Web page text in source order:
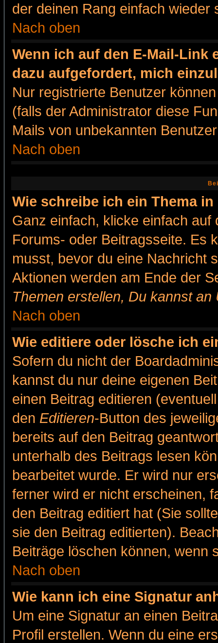
der deinen Rang einfach wieder
Nach oben
Wenn ich auf den E-Mail-Link
dazu aufgefordert, mich
Nur registrierte Benutzer
(falls der Administrator diese
Mails von unbekannten
Nach oben
Wie schreibe ich ein Thema
Ganz einfach, klicke einfach
Forums- oder Beitragsseite. Es
musst, bevor du eine Nachricht
Aktionen werden am Ende der
Themen erstellen, Du kannst
Nach oben
Wie editiere oder lösche ich
Sofern du nicht der
kannst du nur deine eigenen
einen Beitrag editieren
den Editieren-Button des
bereits auf den Beitrag
unterhalb des Beitrags lesen
bearbeitet wurde. Er wird nur
ferner wird er nicht erscheinen,
den Beitrag editiert hat (Sie
sie den Beitrag editierten).
Beiträge löschen können, wenn
Nach oben
Wie kann ich eine Signatur
Um eine Signatur an einen
Profil erstellen. Wenn du eine